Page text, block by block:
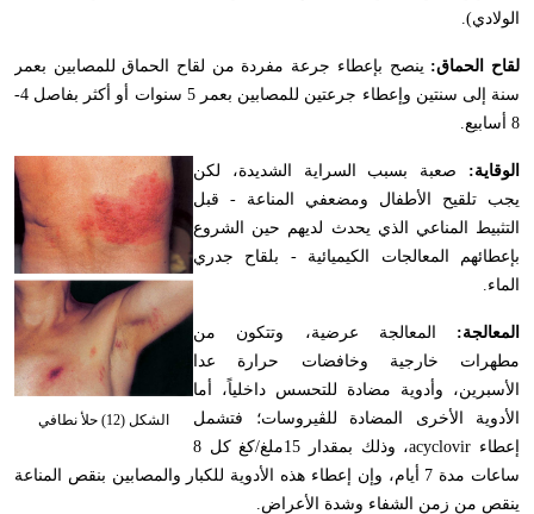
الولادي).
لقاح الحماق: ينصح بإعطاء جرعة مفردة من لقاح الحماق للمصابين بعمر
سنة إلى سنتين وإعطاء جرعتين للمصابين بعمر 5 سنوات أو أكثر بفاصل 4-
8 أسابيع.
الشكل (12) حلأ نطافي
الوقاية: صعبة بسبب السراية الشديدة، لكن
يجب تلقيح الأطفال ومضعفي المناعة - قبل
التثبيط المناعي الذي يحدث لديهم حين الشروع
بإعطائهم المعالجات الكيميائية - بلقاح جدري
الماء.
المعالجة: المعالجة عرضية، وتتكون من
مطهرات خارجية وخافضات حرارة عدا
الأسبرين، وأدوية مضادة للتحسس داخلياً، أما
الأدوية الأخرى المضادة للڤيروسات؛ فتشمل
إعطاء acyclovir
، وذلك بمقدار 15ملغ/كغ كل 8
ساعات مدة 7 أيام، وإن إعطاء هذه الأدوية للكبار والمصابين بنقص المناعة
ينقص من زمن الشفاء وشدة الأعراض.